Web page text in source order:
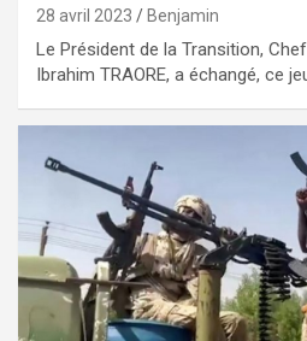
28 avril 2023 Benjamin
Le Président de la Transition,
Ibrahim TRAORE, a échangé, ce